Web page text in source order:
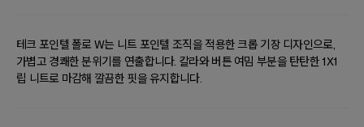
테크 포인텔 폴로 W는 니트 포인텔 조직을 적용한 크롭 기장 디자인으로,
가볍고 경쾌한 분위기를 연출합니다. 칼라와 버튼 여밈 부분을 탄탄한 1X1
립 니트로 마감해 깔끔한 핏을 유지합니다.